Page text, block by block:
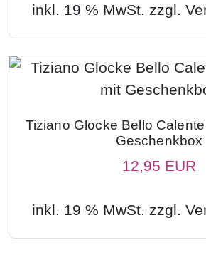
inkl. 19 % MwSt. zzgl.
Tiziano Glocke Bello
Geschenkbox
12,95 EUR
inkl. 19 % MwSt. zzgl.